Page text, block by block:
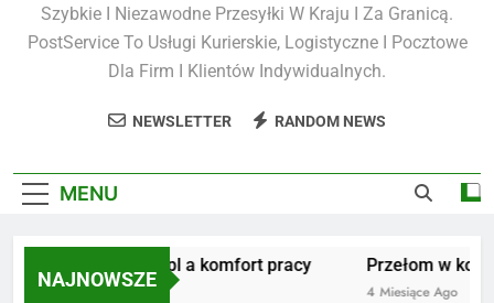
Kawa premium
Szybkie I Niezawodne Przesyłki W Kraju I Za Granicą.
PostService To Usługi Kurierskie, Logistyczne I Pocztowe
Dla Firm I Klientów Indywidualnych.
NEWSLETTER RANDOM NEWS
MENU
NAJNOWSZE
Masujmnie.pl a komfort pracy
3 Miesiące Ago
Przełom w
4 Miesiące Ago